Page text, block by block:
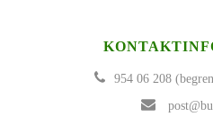
954 06 208